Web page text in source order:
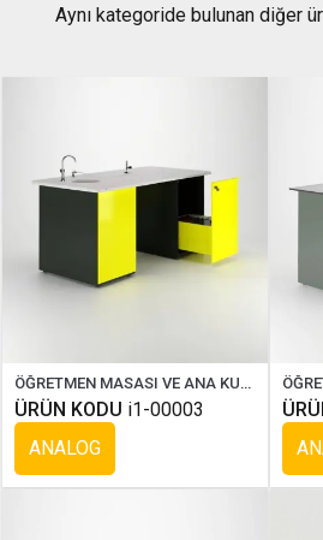
Aynı kategoride bulunan diğer
ÖĞRETMEN MASASI VE ANA KUMANDA PANELİ ( STANDART )
ÜRÜN KODU i1-00003
ANALOG